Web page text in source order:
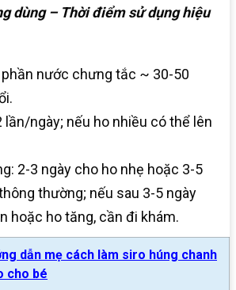
dùng – Thời điểm sử dụng hiệu
phần nước chưng tắc ~ 30-50
lần/ngày; nếu ho nhiều có thể lên
2-3 ngày cho ho nhẹ hoặc 3-5
thường; nếu sau 3-5 ngày
hoặc ho tăng, cần đi khám.
dẫn mẹ cách làm siro húng chanh
cho bé